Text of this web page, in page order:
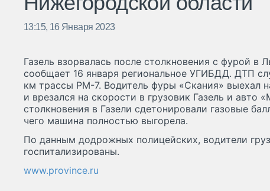
13:15, 16 Января 2023
Газель взорвалась после столкновения с фурой в
сообщает 16 января региональное УГИБДД. ДТП
км трассы РМ-7. Водитель фуры «Скания» выехал
и врезался на скорости в грузовик Газель и авто
столкновения в Газели сдетонировали газовые
чего машина полностью выгорела.
По данным додрожных полицейских, водители
госпитализированы.
www.province.ru